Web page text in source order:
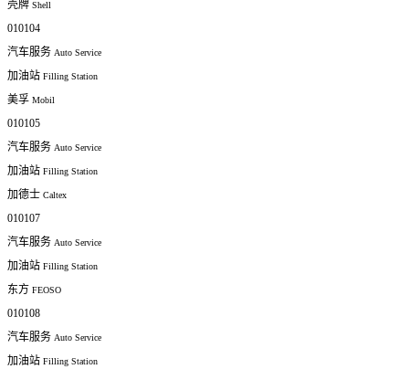
壳牌 Shell
010104
汽车服务 Auto Service
加油站 Filling Station
美孚 Mobil
010105
汽车服务 Auto Service
加油站 Filling Station
加德士 Caltex
010107
汽车服务 Auto Service
加油站 Filling Station
东方 FEOSO
010108
汽车服务 Auto Service
加油站 Filling Station